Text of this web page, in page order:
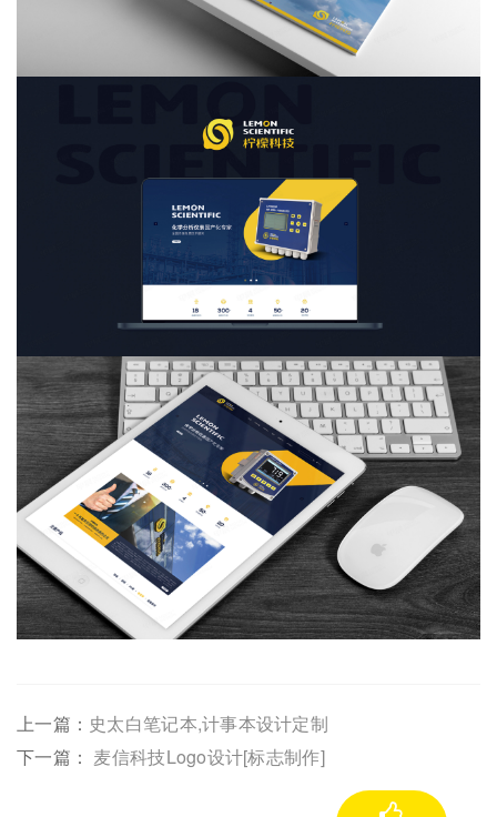
上一篇： 史太白笔记本,计事本设计定制
下一篇： 麦信科技Logo设计[标志制作]